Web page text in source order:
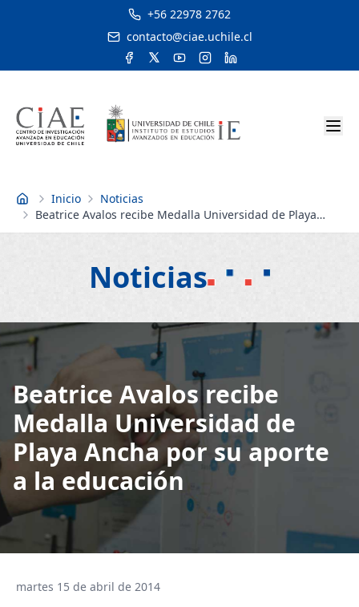
+56 22978 2762
contacto@ciae.uchile.cl
Inicio Inicio
Noticias
Beatrice Avalos recibe Medalla Universidad de Playa
Ancha por su aporte a la educación
Noticias
Beatrice Avalos recibe
Medalla Universidad de
Playa Ancha por su aporte
a la educación
martes 15 de abril de 2014